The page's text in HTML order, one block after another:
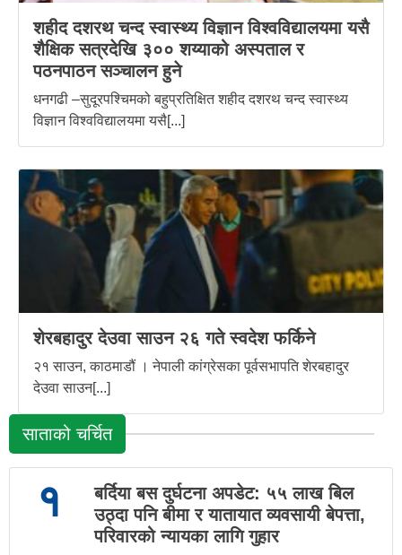
शहीद दशरथ चन्द स्वास्थ्य विज्ञान विश्वविद्यालयमा यसै
शैक्षिक सत्रदेखि ३०० शय्याको अस्पताल र
पठनपाठन सञ्चालन हुने
धनगढी –सुदूरपश्चिमको बहुप्रतिक्षित शहीद दशरथ चन्द स्वास्थ्य
विज्ञान विश्वविद्यालयमा यसै[...]
शेरबहादुर देउवा साउन २६ गते स्वदेश फर्किने
२१ साउन, काठमाडौं । नेपाली कांग्रेसका पूर्वसभापति शेरबहादुर
देउवा साउन[...]
साताको चर्चित
१
बर्दिया बस दुर्घटना अपडेट: ५५ लाख बिल
उठ्दा पनि बीमा र यातायात व्यवसायी बेपत्ता,
परिवारको न्यायका लागि गुहार